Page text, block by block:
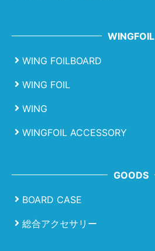
WINGFOIL
WING FOILBOARD
WING FOIL
WING
WINGFOIL ACCESSORY
GOODS
BOARD CASE
総合アクセサリー